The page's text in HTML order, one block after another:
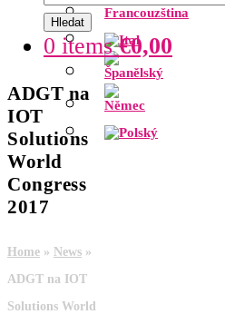
Hledat
0 items€0,00
ADGT na
IOT
Solutions
World
Congress
2017
Home » News »
ADGT na IOT
Solutions World